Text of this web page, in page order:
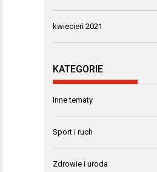
kwiecień 2021
KATEGORIE
Inne tematy
Sport i ruch
Zdrowie i uroda